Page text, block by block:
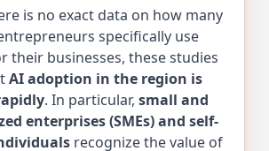
is no exact data on how many
specifically use
their businesses, these studies
AI adoption in the region is
. In particular, small and
enterprises (SMEs) and self-
recognize the value of